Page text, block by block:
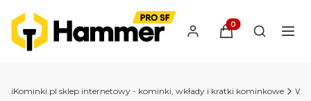
Produkty w
Otwórz
iKominki.pl sklep internetowy - kominki, wkłady i kratki kominkowe